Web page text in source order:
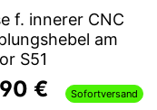
f. innerer CNC
am
S51
€ Sofortversand